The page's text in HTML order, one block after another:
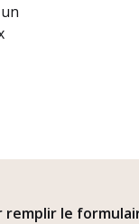
remplir le